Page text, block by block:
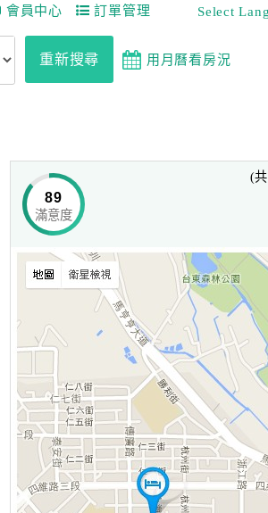
會員中心 訂單管理 Select
重新搜尋 用月曆看房況
89
滿意度
(